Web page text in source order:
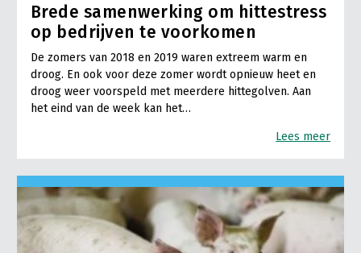
Brede samenwerking om hittestress
op bedrijven te voorkomen
De zomers van 2018 en 2019 waren extreem warm en
droog. En ook voor deze zomer wordt opnieuw heet en
droog weer voorspeld met meerdere hittegolven. Aan
het eind van de week kan het…
Lees meer